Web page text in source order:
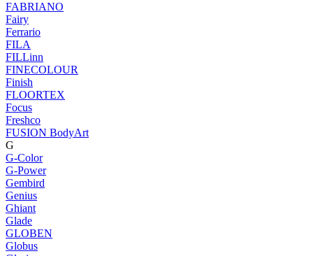
FABRIANO
Fairy
Ferrario
FILA
FILLinn
FINECOLOUR
Finish
FLOORTEX
Focus
Freshco
FUSION BodyArt
G
G-Color
G-Power
Gembird
Genius
Ghiant
Glade
GLOBEN
Globus